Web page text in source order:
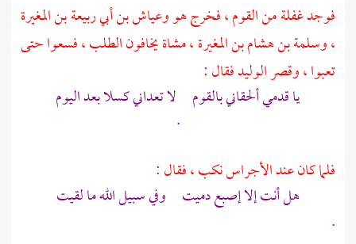
فوجد غفلة من القوم ، فخرج هووعياش بن أبي ربيعة بن المغيرة
،وسلمة بن هشام بن المغيرة، مشاة يخافون الطلب ، فسعوا حتى
تعبوا ، وقصرالوليدفقال :
يا قدمي ألحقاني بالقوم لا تعداني كسلا بعد اليوم
.
فلما كان عند الأجراس نكب ، فقال :
هل أنت إلا إصبع دميت وفي سبيل الله ما لقيت
.